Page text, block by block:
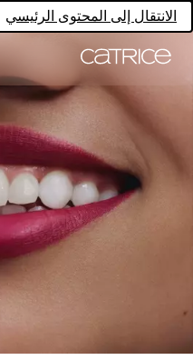
الانتقال إلى المحتوى الرئيسي